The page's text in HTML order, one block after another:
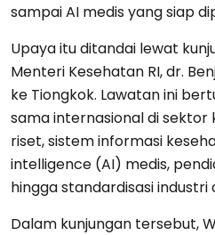
sampai AI medis yang siap
Upaya itu ditandai lewat
Menteri Kesehatan RI, dr.
ke Tiongkok. Lawatan ini
sama internasional di sektor
riset, sistem informasi
intelligence (AI) medis,
hingga standardisasi industri
Dalam kunjungan tersebut,